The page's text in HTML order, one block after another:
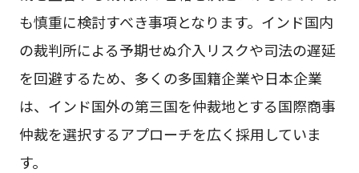
も慎重に検討すべき事項となります。インド国内
の裁判所による予期せぬ介入リスクや司法の遅延
を回避するため、多くの多国籍企業や日本企業
は、インド国外の第三国を仲裁地とする国際商事
仲裁を選択するアプローチを広く採用していま
す。